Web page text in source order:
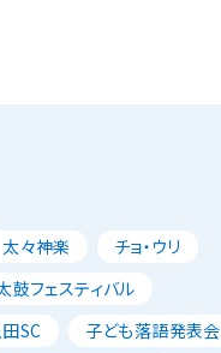
太々神楽
チョ・ウリ
鼓フェスティバル
SC
子ども落語発表会